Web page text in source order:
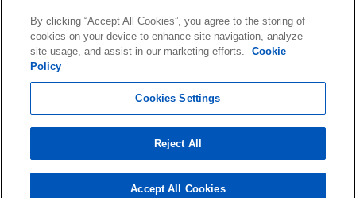
Algemene Voorwaarden
Authorised Partner Agreement
By clicking “Accept All Cookies”, you agree to the storing of
cookies on your device to enhance site navigation, analyze
site usage, and assist in our marketing efforts.
Cookie
Policy
Cookies Settings
Reject All
Accept All Cookies